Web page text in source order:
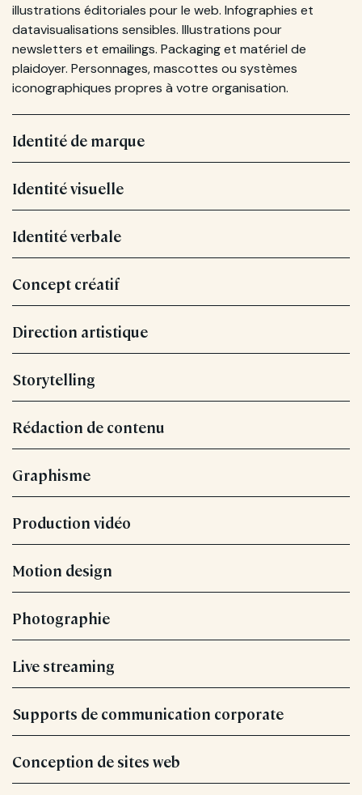
illustrations éditoriales pour le web. Infographies et
datavisualisations sensibles. Illustrations pour
newsletters et emailings. Packaging et matériel de
plaidoyer. Personnages, mascottes ou systèmes
iconographiques propres à votre organisation.
Identité de marque
Identité visuelle
Identité verbale
Concept créatif
Direction artistique
Storytelling
Rédaction de contenu
Graphisme
Production vidéo
Motion design
Photographie
Live streaming
Supports de communication corporate
Conception de sites web